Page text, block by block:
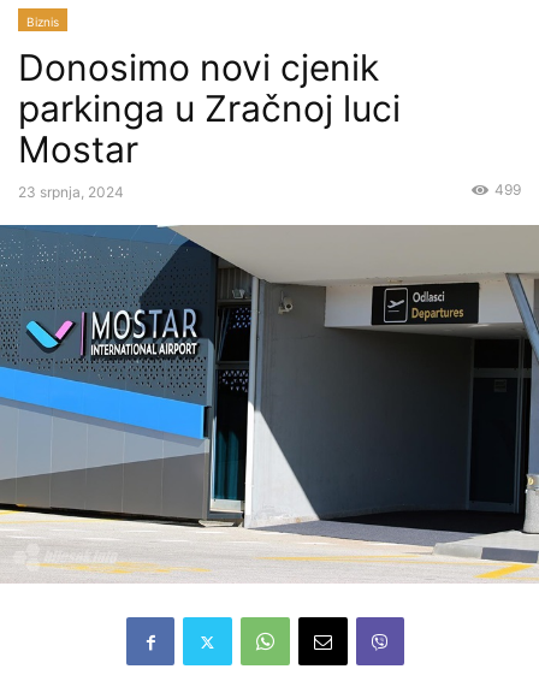
Biznis
Donosimo novi cjenik
parkinga u Zračnoj luci
Mostar
23 srpnja, 2024 499